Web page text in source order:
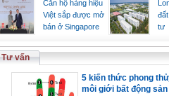
Căn hộ hàng hiệu
Việt sắp được mở
bán ở Singapore
tư
Tư vấn
5 kiến thức phong
môi giới bất động sản